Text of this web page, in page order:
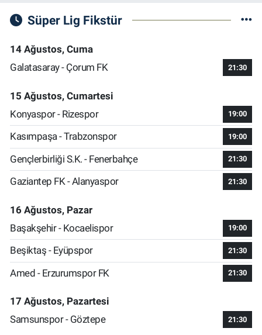
Süper Lig Fikstür
14 Ağustos, Cuma
Galatasaray - Çorum FK
21:30
15 Ağustos, Cumartesi
Konyaspor - Rizespor
19:00
Kasımpaşa - Trabzonspor 19:00
Gençlerbirliği S.K. - Fenerbahçe 21:30
Gaziantep FK - Alanyaspor 21:30
16 Ağustos, Pazar
Başakşehir - Kocaelispor
19:00
Beşiktaş - Eyüpspor 21:30
Amed - Erzurumspor FK 21:30
17 Ağustos, Pazartesi
Samsunspor - Göztepe
21:30